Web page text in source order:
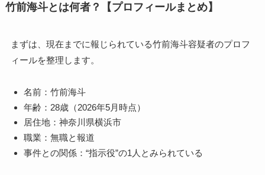
竹前海斗とは何者？【プロフィールまとめ】
まずは、現在までに報じられている竹前海斗容疑者のプロフ
ィールを整理します。
名前：竹前海斗
年齢：28歳（2026年5月時点）
居住地：神奈川県横浜市
職業：無職と報道
事件との関係：“指示役”の1人とみられている